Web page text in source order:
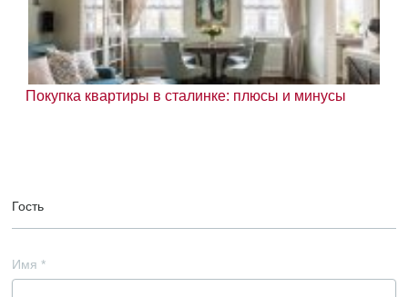
Покупка квартиры в сталинке: плюсы и минусы
Гость
Имя *